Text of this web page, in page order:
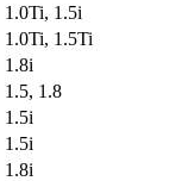
1.0Ti, 1.5i
1.0Ti, 1.5Ti
1.8i
1.5, 1.8
1.5i
1.5i
1.8i